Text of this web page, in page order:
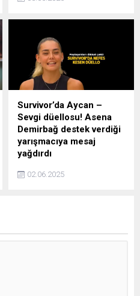
İbrahim Yıldız'ın acılı ablası
Altınay, kardeşinin mezarını
ziyaret ettiği anları duygu
yüklü sözlerle paylaştı.
Survivor’da Aycan –
Sevgi düellosu! Asena
Demirbağ destek verdiği
yarışmacıya mesaj
yağdırdı
haberi: 31 Mayıs akşamı
02.06.2025